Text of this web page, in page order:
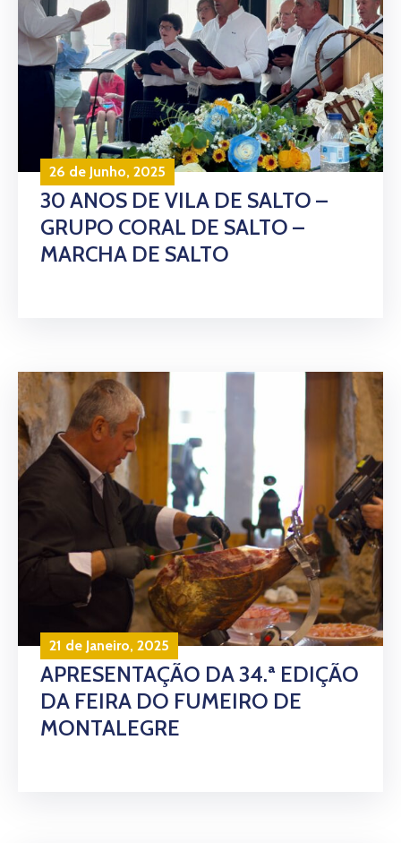
26 de Junho, 2025
30 ANOS DE VILA DE SALTO –
GRUPO CORAL DE SALTO –
MARCHA DE SALTO
21 de Janeiro, 2025
APRESENTAÇÃO DA 34.ª EDIÇÃO
DA FEIRA DO FUMEIRO DE
MONTALEGRE